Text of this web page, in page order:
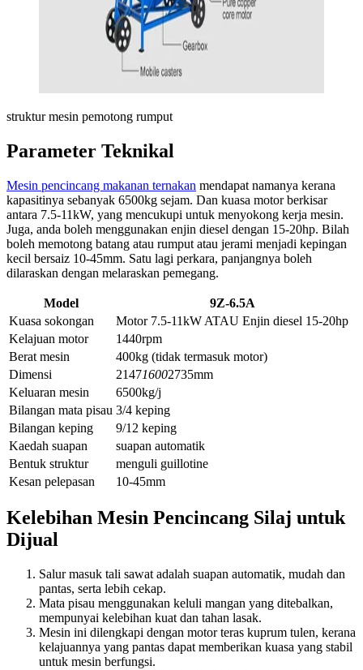
struktur mesin pemotong rumput
Parameter Teknikal
Mesin pencincang makanan ternakan mendapat namanya kerana
kapasitinya sebanyak 6500kg sejam. Dan kuasa motor berkisar
antara 7.5-11kW, yang mencukupi untuk menyokong kerja mesin.
Juga, anda boleh menggunakan enjin diesel dengan 15-20hp. Bilah
boleh memotong batang atau rumput atau jerami menjadi kepingan
kecil bersaiz 10-45mm. Satu lagi perkara, panjangnya boleh
dilaraskan dengan melaraskan pemegang.
Model
9Z-6.5A
Kuasa sokongan
Motor 7.5-11kW ATAU Enjin diesel 15-20hp
Kelajuan motor
1440rpm
Berat mesin
400kg (tidak termasuk motor)
Dimensi
214716002735mm
Keluaran mesin
6500kg/j
Bilangan mata pisau 3/4 keping
Bilangan keping
9/12 keping
Kaedah suapan
suapan automatik
Bentuk struktur
menguli guillotine
Kesan pelepasan
10-45mm
Kelebihan Mesin Pencincang Silaj untuk
Dijual
Salur masuk tali sawat adalah suapan automatik, mudah dan
pantas, serta lebih cekap.
Mata pisau menggunakan keluli mangan yang ditebalkan,
mempunyai kelebihan kuat dan tahan lasak.
Mesin ini dilengkapi dengan motor teras kuprum tulen, kerana
kelajuannya yang pantas dapat memberikan kuasa yang stabil
untuk mesin berfungsi.